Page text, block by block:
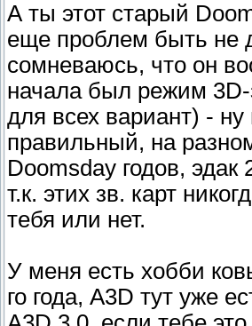
А ты этот старый
еще проблем быть не
сомневаюсь, что он
начала был режим
для всех вариант) - ну
правильный, на
Doomsday годов,
т.к. этих зв. карт
тебя или нет.
У меня есть хобби
го года, A3D тут уже